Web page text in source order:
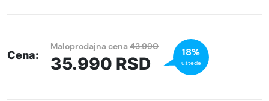
Cena:
Maloprodajna cena43.990
35.990 RSD
18%
uštede